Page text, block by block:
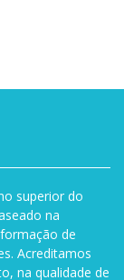
superior do
na
de
Acreditamos
na qualidade de